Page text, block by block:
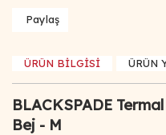
Paylaş
ÜRÜN BİLGİSİ ÜRÜN
BLACKSPADE
Bej - M